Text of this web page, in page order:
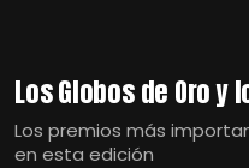
Los Globos de Oro y
Los premios más
en esta edición